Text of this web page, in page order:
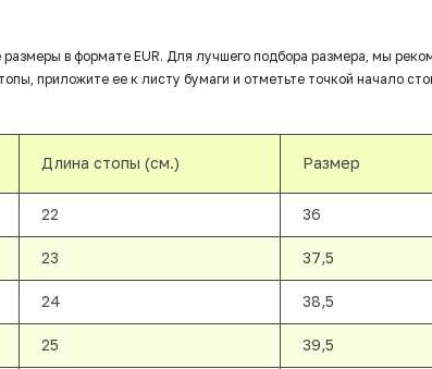
в формате EUR. Для лучшего подбора размера, мы
приложите ее к листу бумаги и отметьте точкой начало
Длина стопы (см.) Размер
22 36
23 37,5
24 38,5
25 39,5